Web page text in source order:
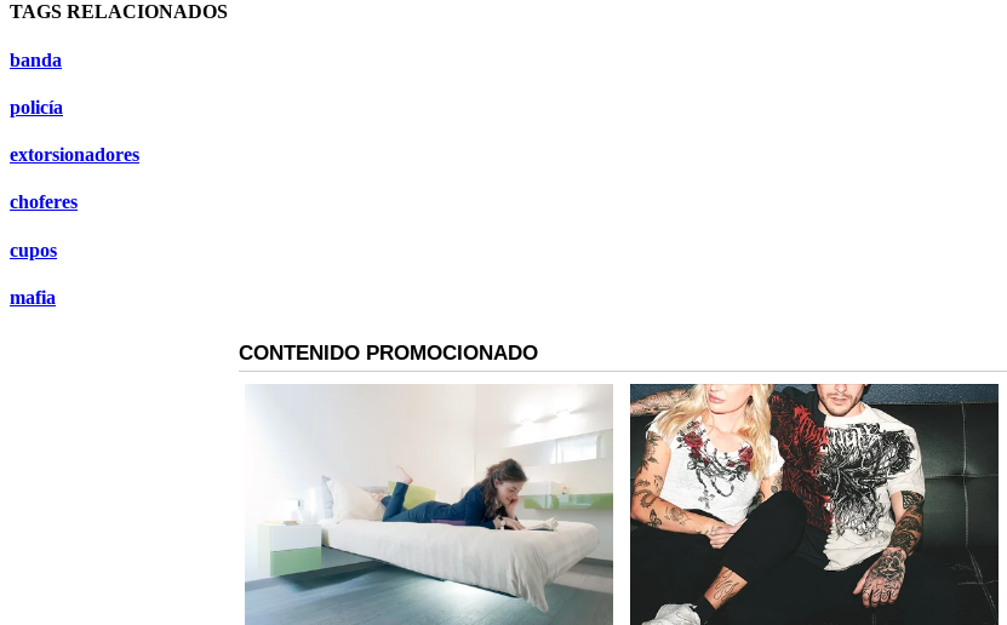
TAGS RELACIONADOS
banda
policía
extorsionadores
choferes
cupos
mafia